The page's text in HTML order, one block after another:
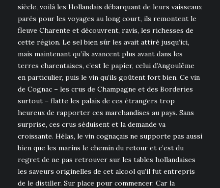
siècle, voilà les Hollandais débarquant de leurs vaisseaux
parés pour les voyages au long court, ils remontent le
fleuve Charente et découvrent, ravis, les richesses de
cette région. Le sel bien sûr les avait attiré jusqu’ici,
mais maintenant qu’ils avancent plus avant dans les
terres charentaises, c’est le papier, celui d’Angoulême
en particulier, puis le vin qu’ils goûtent fort bien. Ce vin
de Cognac – les crus de Champagne et des Borderies
surtout – flatte les palais de ces étrangers trop
heureux de rapporter ces marchandises au pays. Sans
surprise, ces crus séduisent et la demande va
croissante. Hélas, le vin cognaçais ne supporte pas aussi
bien que les marins le chemin du retour et c’est du
regret de ne pas retrouver sur les tables hollandaises
les saveurs originelles de cet alcool qu’il fut entrepris
de le distiller. Sur place pour commencer. Car la